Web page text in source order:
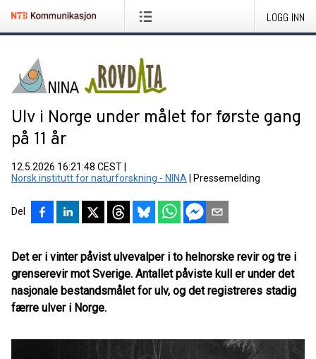
LOGG INN
Ulv i Norge under målet for første gang
på 11 år
12.5.2026 16:21:48 CEST
Norsk institutt for naturforskning - NINA
Pressemelding
Del
Det er i vinter påvist ulvevalper i to helnorske revir og tre i
grenserevir mot Sverige. Antallet påviste kull er under det
nasjonale bestandsmålet for ulv, og det registreres stadig
færre ulver i Norge.